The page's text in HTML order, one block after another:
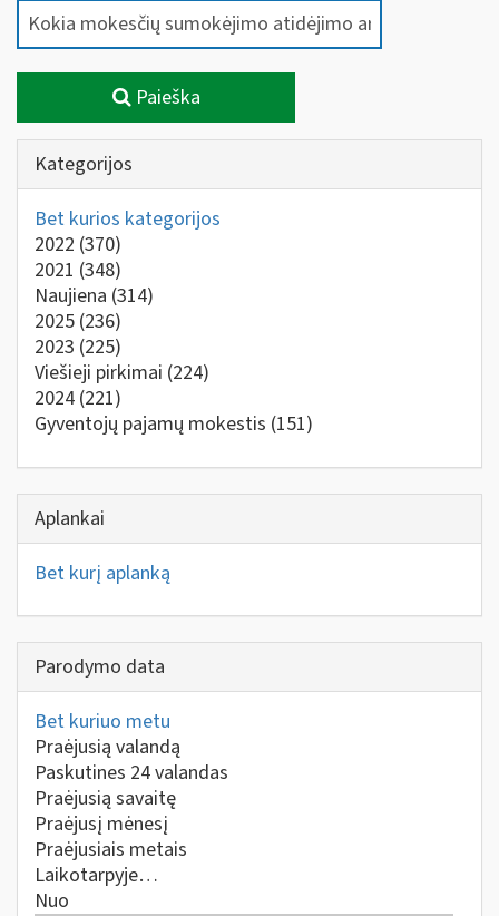
Paieška
Kategorijos
Bet kurios kategorijos
2022 (370)
2021 (348)
Naujiena (314)
2025 (236)
2023 (225)
Viešieji pirkimai (224)
2024 (221)
Gyventojų pajamų mokestis (151)
Aplankai
Bet kurį aplanką
Parodymo data
Bet kuriuo metu
Praėjusią valandą
Paskutines 24 valandas
Praėjusią savaitę
Praėjusį mėnesį
Praėjusiais metais
Laikotarpyje…
Nuo